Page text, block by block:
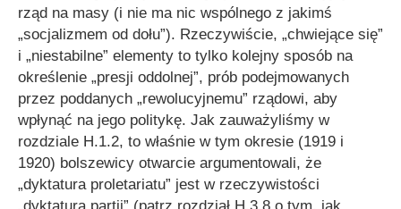
rząd na masy (i nie ma nic wspólnego z jakimś
„socjalizmem od dołu”). Rzeczywiście, „chwiejące się”
i „niestabilne” elementy to tylko kolejny sposób na
określenie „presji oddolnej”, prób podejmowanych
przez poddanych „rewolucyjnemu” rządowi, aby
wpłynąć na jego politykę. Jak zauważyliśmy w
rozdziale H.1.2, to właśnie w tym okresie (1919 i
1920) bolszewicy otwarcie argumentowali, że
„dyktatura proletariatu” jest w rzeczywistości
„dyktaturą partii” (patrz rozdział H.3.8 o tym, jak